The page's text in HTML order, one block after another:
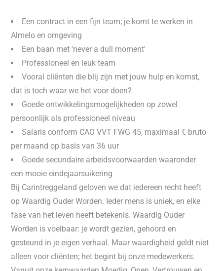
Een contract in een fijn team; je komt te werken in
Almelo en omgeving
Een baan met 'never a dull moment'
Professioneel en leuk team
Vooral cliënten die blij zijn met jouw hulp en komst,
dat is toch waar we het voor doen?
Goede ontwikkelingsmogelijkheden op zowel
persoonlijk als professioneel niveau
Salaris conform CAO VVT FWG 45, maximaal € bruto
per maand op basis van 36 uur
Goede secundaire arbeidsvoorwaarden waaronder
een mooie eindejaarsuikering
Bij Carintreggeland geloven we dat iedereen recht heeft
op Waardig Ouder Worden. Ieder mens is uniek, en elke
fase van het leven heeft betekenis. Waardig Ouder
Worden is voelbaar: je wordt gezien, gehoord en
gesteund in je eigen verhaal. Maar waardigheid geldt niet
alleen voor cliënten; het begint bij onze medewerkers.